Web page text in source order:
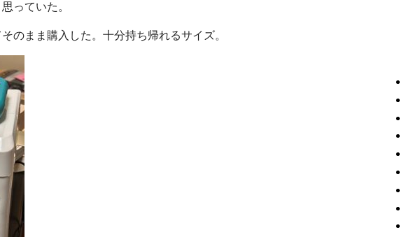
っていた。
のまま購入した。十分持ち帰れるサイズ。